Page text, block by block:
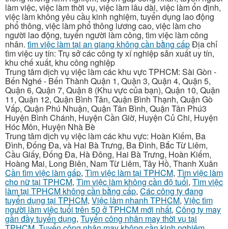
làm việc, việc làm thời vụ, việc làm lâu dài, việc làm ổn định,
việc làm không yêu cầu kinh nghiệm, tuyển dụng lao động
phổ thông, việc làm phổ thông lương cao, việc làm cho
người lao động, tuyển người làm công, tìm việc làm công
nhân. tìm việc làm tại an giang không cần bằng cấpĐịa chỉ
tìm việc uy tín: Trụ sở các công ty xí nghiệp sản xuất uy tín,
khu chế xuất, khu công nghiệp
Trung tâm dịch vụ việc làm các khu vực TPHCM: Sài Gòn -
Bến Nghé - Bến Thành Quận 1, Quận 3, Quận 4, Quận 5,
Quận 6, Quận 7, Quận 8 (Khu vực của bạn), Quận 10, Quận
11, Quận 12, Quận Bình Tân, Quận Bình Thạnh, Quận Gò
Vấp, Quận Phú Nhuận, Quận Tân Bình, Quận Tân Phú3
Huyện Bình Chánh, Huyện Cần Giờ, Huyện Củ Chi, Huyện
Hóc Môn, Huyện Nhà Bè
Trung tâm dịch vụ việc làm các khu vực: Hoàn Kiếm, Ba
Đình, Đống Đa, và Hai Bà Trưng, Ba Đình, Bắc Từ Liêm,
Cầu Giấy, Đống Đa, Hà Đông, Hai Bà Trưng, Hoàn Kiếm,
Hoàng Mai, Long Biên, Nam Từ Liêm, Tây Hồ, Thanh Xuân
Cần tìm việc làm gấp, Tìm việc làm tại TPHCM, Tìm việc làm
cho nữ tại TPHCM, Tìm việc làm không cần độ tuổi, Tìm việc
làm tại TPHCM không cần bằng cấp, Các công ty đang
tuyển dụng tại TPHCM, Việc làm nhanh TPHCM, Việc tìm
người làm việc tuổi trên 50 ở TPHCM mới nhất, Công ty may
gần đầy tuyển dụng, Tuyển công nhân may thời vụ tại